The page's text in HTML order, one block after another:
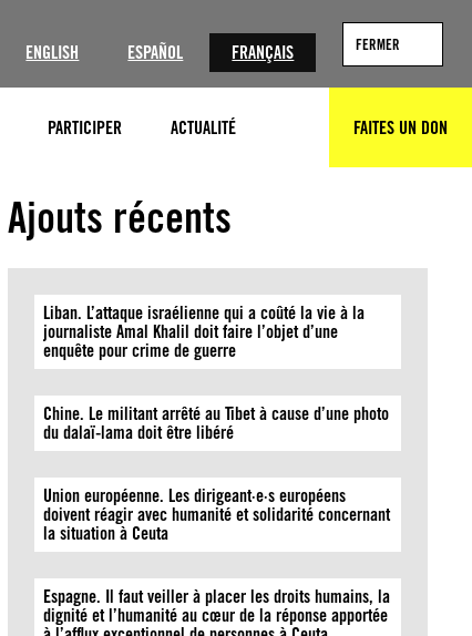
ENGLISH ESPAÑOL FRANÇAIS FERMER
PARTICIPER ACTUALITÉ RECHERCHERFAITES UN DON
Ajouts récents
Liban. L’attaque israélienne qui a coûté la vie à la
journaliste Amal Khalil doit faire l’objet d’une
enquête pour crime de guerre
Chine. Le militant arrêté au Tibet à cause d’une photo
du dalaï-lama doit être libéré
Union européenne. Les dirigeant·e·s européens
doivent réagir avec humanité et solidarité concernant
la situation à Ceuta
Espagne. Il faut veiller à placer les droits humains, la
dignité et l’humanité au cœur de la réponse apportée